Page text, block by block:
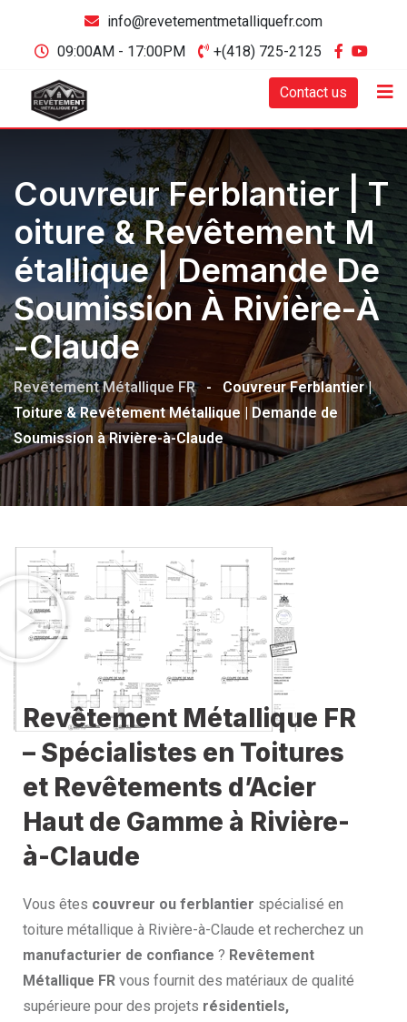
info@revetementmetalliquefr.com
09:00AM - 17:00PM
+(418) 725-2125
Contact us
Couvreur Ferblantier | T
Oiture & Revêtement M
Étallique | Demande De
Soumission À Rivière-À
-Claude
Revêtement Métallique FR -
Couvreur Ferblantier |
Toiture & Revêtement Métallique | Demande de
Soumission à Rivière-à-Claude
Revêtement Métallique FR
– Spécialistes en Toitures
et Revêtements d’Acier
Haut de Gamme à Rivière-
à-Claude
Vous êtes couvreur ou ferblantier spécialisé en
toiture métallique à Rivière-à-Claude et recherchez un
manufacturier de confiance ? Revêtement
Métallique FR vous fournit des matériaux de qualité
supérieure pour des projets résidentiels,